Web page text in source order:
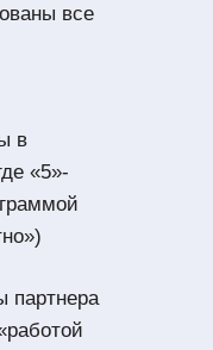
все
в
«5»-
партнера